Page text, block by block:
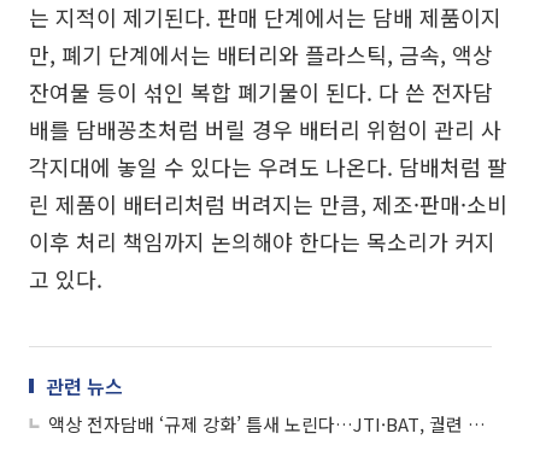
는 지적이 제기된다. 판매 단계에서는 담배 제품이지
만, 폐기 단계에서는 배터리와 플라스틱, 금속, 액상
잔여물 등이 섞인 복합 폐기물이 된다. 다 쓴 전자담
배를 담배꽁초처럼 버릴 경우 배터리 위험이 관리 사
각지대에 놓일 수 있다는 우려도 나온다. 담배처럼 팔
린 제품이 배터리처럼 버려지는 만큼, 제조·판매·소비
이후 처리 책임까지 논의해야 한다는 목소리가 커지
고 있다.
관련 뉴스
액상 전자담배 ‘규제 강화’ 틈새 노린다…JTI·BAT, 궐련 시장 추격 박차